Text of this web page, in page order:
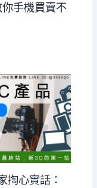
手機買賣不
掏心實話：